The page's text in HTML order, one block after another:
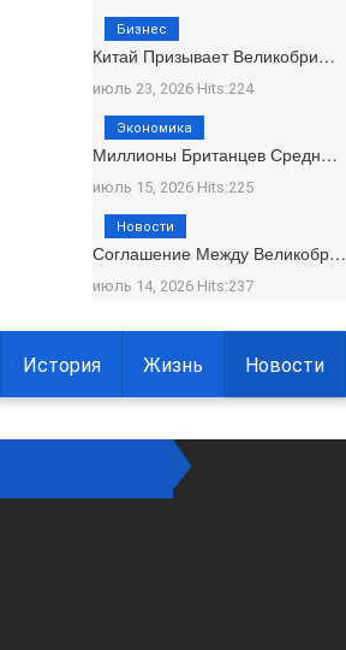
Китай Призывает Великобри…
июль 23, 2026 Hits:224
Бизнес
Миллионы Британцев Средн…
июль 15, 2026 Hits:225
Экономика
Соглашение Между Великобр…
июль 14, 2026 Hits:237
Новости
История Жизнь Новости